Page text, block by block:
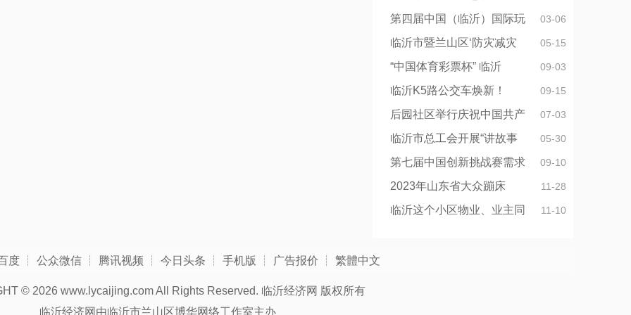
03-06
第四届中国（临沂）国际玩
05-15
临沂市暨兰山区‘防灾减灾
09-03
“中国体育彩票杯” 临沂
09-15
临沂K5路公交车焕新！
07-03
后园社区举行庆祝中国共产
05-30
临沂市总工会开展“讲故事
09-10
第七届中国创新挑战赛需求
11-28
2023年山东省大众蹦床
11-10
临沂这个小区物业、业主同
度 ┊ 公众微信 ┊ 腾讯视频 ┊ 今日头条 ┊ 手机版 ┊ 广告报价 ┊ 繁體中文
© 2026 www.lycaijing.com All Rights Reserved. 临沂经济网 版权所有
临沂经济网由临沂市兰山区博华网络工作室主办